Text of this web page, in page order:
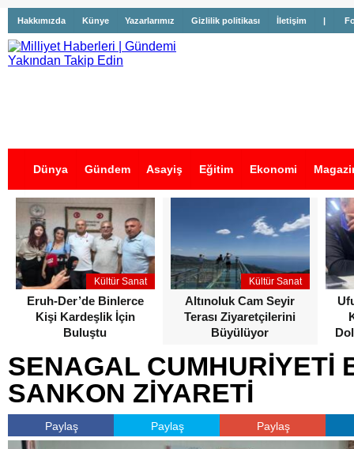
Hakkımızda Künye Yazarlarımız Gizlilik politikası İletişim |
Dünya Gündem Asayiş Eğitim Ekonomi
İş İlanları
Kültür Sanat
Eruh-Der’de Binlerce
Kişi Kardeşlik İçin
Buluştu
Kültür Sanat
Altınoluk Cam Seyir
Terası Ziyaretçilerini
Büyülüyor
SENAGAL CUMHURİYETİ
SANKON ZİYARETİ
Paylaş Paylaş Paylaş